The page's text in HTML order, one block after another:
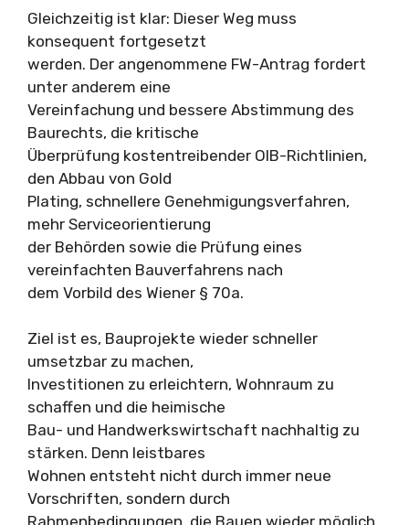
Gleichzeitig ist klar: Dieser Weg muss
konsequent fortgesetzt
werden. Der angenommene FW-Antrag fordert
unter anderem eine
Vereinfachung und bessere Abstimmung des
Baurechts, die kritische
Überprüfung kostentreibender OIB-Richtlinien,
den Abbau von Gold
Plating, schnellere Genehmigungsverfahren,
mehr Serviceorientierung
der Behörden sowie die Prüfung eines
vereinfachten Bauverfahrens nach
dem Vorbild des Wiener § 70a.
Ziel ist es, Bauprojekte wieder schneller
umsetzbar zu machen,
Investitionen zu erleichtern, Wohnraum zu
schaffen und die heimische
Bau- und Handwerkswirtschaft nachhaltig zu
stärken. Denn leistbares
Wohnen entsteht nicht durch immer neue
Vorschriften, sondern durch
Rahmenbedingungen, die Bauen wieder möglich